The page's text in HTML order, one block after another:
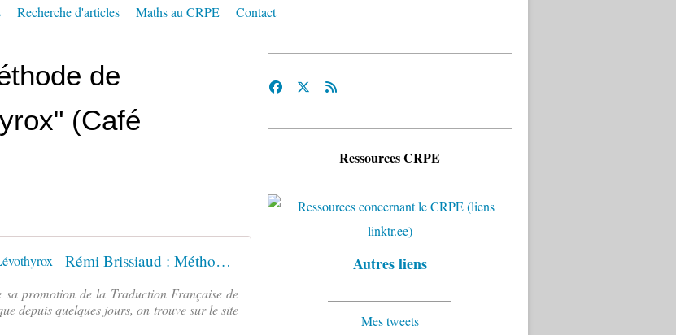
Recherche d'articles Maths au CRPE Contact
de
(Café
Rémi Brissiaud : Méthode de Singapour et Lévothyrox
promotion de la Traduction Française de
depuis quelques jours, on trouve sur le site
Ressources CRPE
Autres liens
Mes tweets